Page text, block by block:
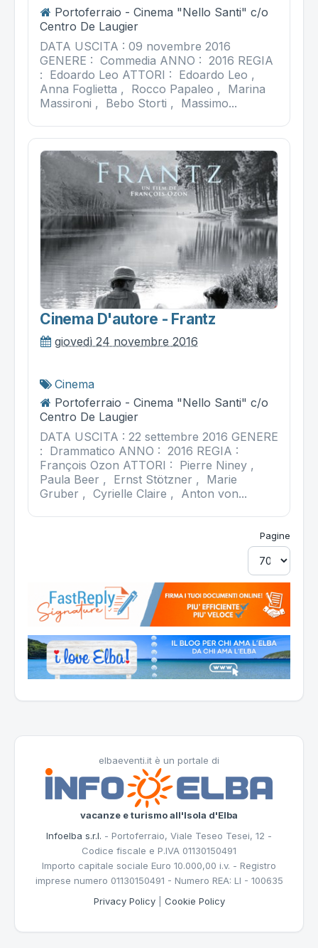
Portoferraio - Cinema "Nello Santi" c/o
Centro De Laugier
DATA USCITA : 09 novembre 2016
GENERE : Commedia ANNO : 2016 REGIA
: Edoardo Leo ATTORI : Edoardo Leo ,
Anna Foglietta , Rocco Papaleo , Marina
Massironi , Bebo Storti , Massimo...
Cinema D'autore - Frantz
giovedì 24 novembre 2016
Cinema
Portoferraio - Cinema "Nello Santi" c/o
Centro De Laugier
DATA USCITA : 22 settembre 2016 GENERE
: Drammatico ANNO : 2016 REGIA :
François Ozon ATTORI : Pierre Niney ,
Paula Beer , Ernst Stötzner , Marie
Gruber , Cyrielle Claire , Anton von...
Pagine
elbaeventi.it è un portale di
vacanze e turismo all'Isola d'Elba
Infoelba s.r.l. - Portoferraio, Viale Teseo Tesei, 12 -
Codice fiscale e P.IVA 01130150491
Importo capitale sociale Euro 10.000,00 i.v. - Registro
imprese numero 01130150491 - Numero REA: LI - 100635
Privacy Policy| Cookie Policy